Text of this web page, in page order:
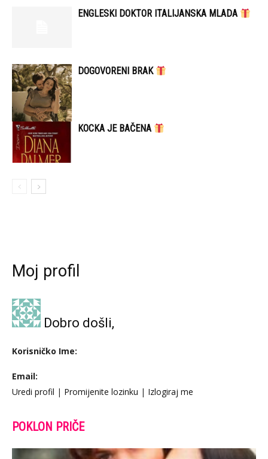
ENGLESKI DOKTOR ITALIJANSKA MLADA
DOGOVORENI BRAK
KOCKA JE BAČENA
Moj profil
Dobro došli,
Korisničko Ime:
Email:
Uredi profil | Promijenite lozinku | Izlogiraj me
POKLON PRIČE